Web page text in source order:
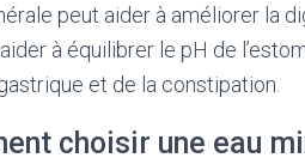
peut aider à améliorer la
à équilibrer le pH de
et de la constipation.
choisir une eau